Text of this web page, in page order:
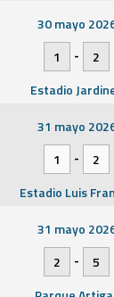
30 mayo
1
-
2
Estadio
31 mayo
1
-
2
Estadio Luis
31 mayo
2
-
5